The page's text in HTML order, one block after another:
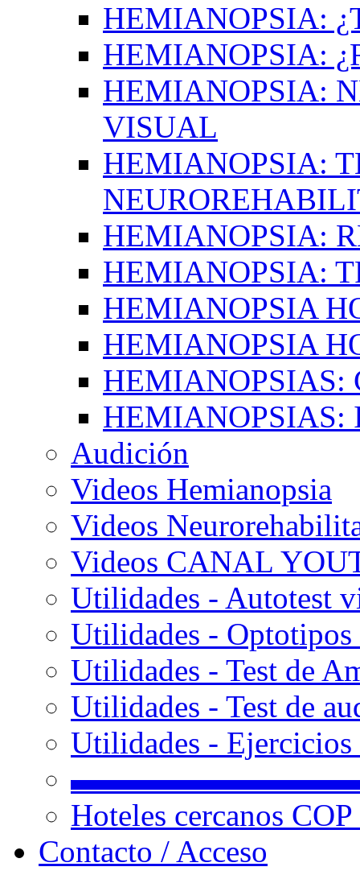
HEMIANOPSIA:
HEMIANOPSIA:
HEMIANOPSIA:
VISUAL
HEMIANOPSIA:
HEMIANOPSIA:
HEMIANOPSIA:
HEMIANOPSIA
HEMIANOPSIA
HEMIANOPSIAS:
HEMIANOPSIAS:
Audición
Videos Hemianopsia
Videos
Videos CANAL
Utilidades - Autotest
Utilidades -
Utilidades - Test de
Utilidades - Test de
Utilidades -
Hoteles cercanos
Contacto / Acceso